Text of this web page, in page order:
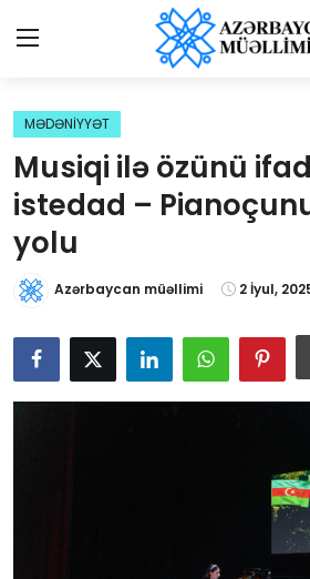
Giriş
Qəzetə elan ver
Əlaqə
Haqqımızda
Reklam və elan
Biz kimik?
MƏDƏNİYYƏT
Musiqi ilə özünü
istedad –
yolu
Azərbaycan müəllimi 2 İyul,